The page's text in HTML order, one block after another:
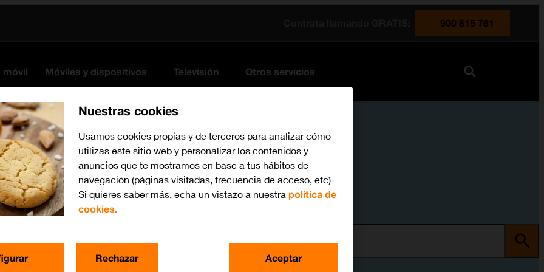
900 815 761
móvil Móviles y dispositivos Televisión Otros servicios
Nuestras cookies
Usamos cookies propias y de terceros para analizar cómo
utilizas este sitio web y personalizar los contenidos y
anuncios que te mostramos en base a tus hábitos de
navegación (páginas visitadas, frecuencia de acceso, etc)
Si quieres saber más, echa un vistazo a nuestra política de
cookies.
Rechazar Aceptar